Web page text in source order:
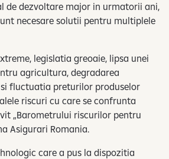
e
n
de dezvoltare major in urmatorii ani,
necesare solutii pentru multiplele
legislatia greoaie, lipsa unei
agricultura, degradarea
fluctuatia preturilor produselor
riscuri cu care se confrunta
„Barometrului riscurilor pentru
Asigurari Romania.
care a pus la dispozitia